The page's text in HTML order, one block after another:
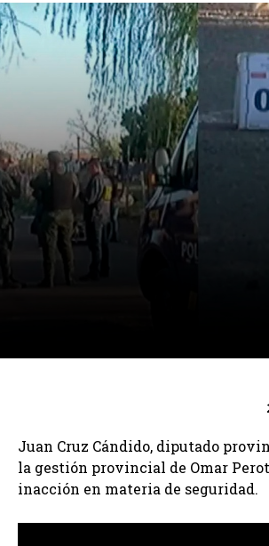
Juan Cruz Cándido, diputado
la gestión provincial de Omar
inacción en materia de seguridad.